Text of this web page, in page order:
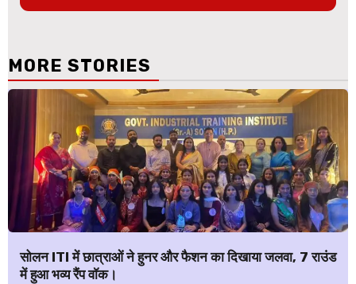
MORE STORIES
सोलन ITI में छात्राओं ने हुनर और फैशन का दिखाया जलवा, 7 राउंड
में हुआ भव्य रैंप वॉक।